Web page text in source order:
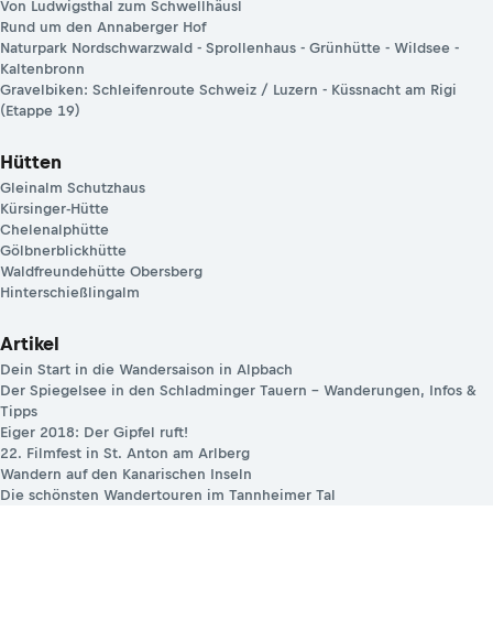
Von Ludwigsthal zum Schwellhäusl
Rund um den Annaberger Hof
Naturpark Nordschwarzwald - Sprollenhaus - Grünhütte - Wildsee -
Kaltenbronn
Gravelbiken: Schleifenroute Schweiz / Luzern - Küssnacht am Rigi
(Etappe 19)
Hütten
Gleinalm Schutzhaus
Kürsinger-Hütte
Chelenalphütte
Gölbnerblickhütte
Waldfreundehütte Obersberg
Hinterschießlingalm
Artikel
Dein Start in die Wandersaison in Alpbach
Der Spiegelsee in den Schladminger Tauern – Wanderungen, Infos &
Tipps
Eiger 2018: Der Gipfel ruft!
22. Filmfest in St. Anton am Arlberg
Wandern auf den Kanarischen Inseln
Die schönsten Wandertouren im Tannheimer Tal